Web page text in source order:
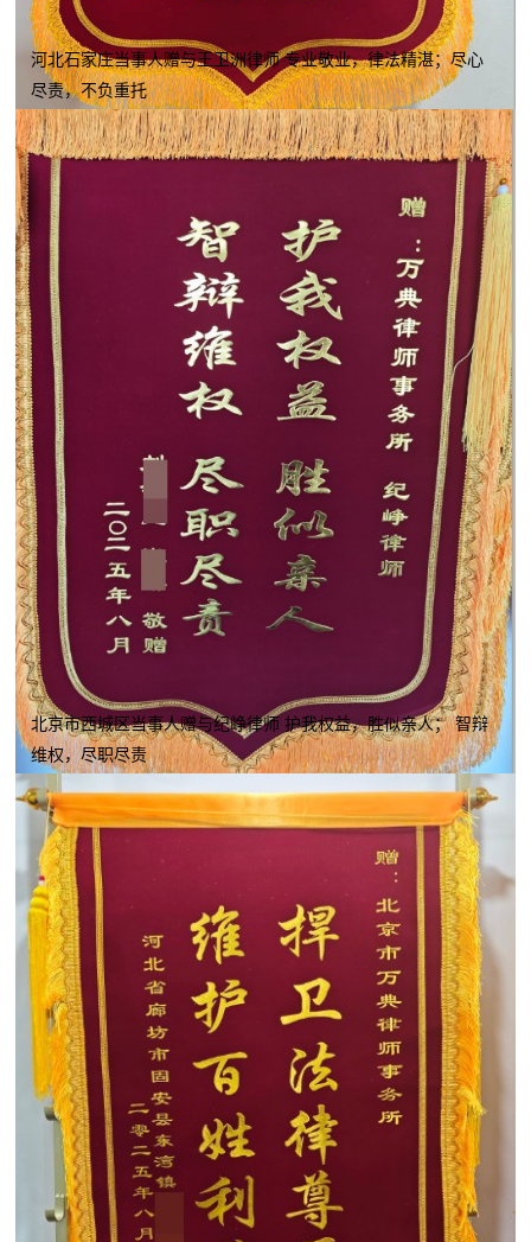
河北石家庄当事人赠与王卫洲律师 专业敬业，律法精湛；尽心
尽责，不负重托
北京市西城区当事人赠与纪峥律师 护我权益，胜似亲人； 智辩
维权，尽职尽责